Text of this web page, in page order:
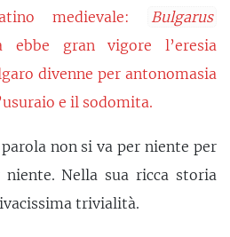
medievale:
Bulgarus
ebbe gran vigore l’eresia
divenne per antonomasia
e il sodomita.
non si va per niente per
Nella sua ricca storia
trivialità.